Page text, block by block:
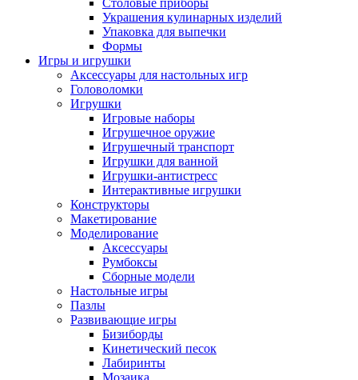
Столовые приборы
Украшения кулинарных изделий
Упаковка для выпечки
Формы
Игры и игрушки
Аксессуары для настольных игр
Головоломки
Игрушки
Игровые наборы
Игрушечное оружие
Игрушечный транспорт
Игрушки для ванной
Игрушки-антистресс
Интерактивные игрушки
Конструкторы
Макетирование
Моделирование
Аксессуары
Румбоксы
Сборные модели
Настольные игры
Пазлы
Развивающие игры
Бизиборды
Кинетический песок
Лабиринты
Мозаика